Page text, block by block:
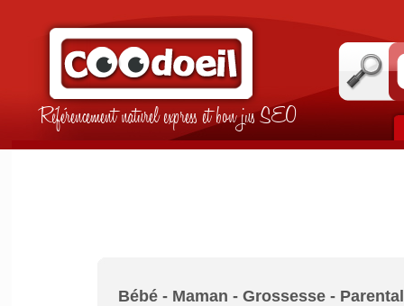
Référencement naturel express et bon jus SEO
Bébé - Maman - Grossesse -